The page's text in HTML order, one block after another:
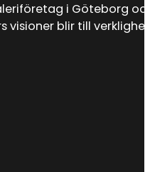
i Göteborg
visioner blir till